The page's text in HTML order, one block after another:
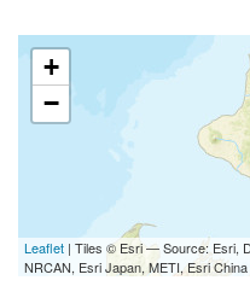
+
−
Leaflet | Tiles © Esri — Source: Esri,
NRCAN, Esri Japan, METI, Esri